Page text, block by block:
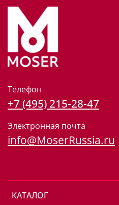
КАТАЛОГ
Телефон
+7 (495) 215-28-47
Электронная почта
info@MoserRussia.ru